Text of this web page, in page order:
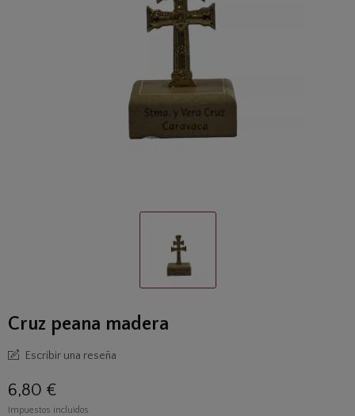
Cruz peana madera
Escribir una reseña
6,80 €
Impuestos incluidos